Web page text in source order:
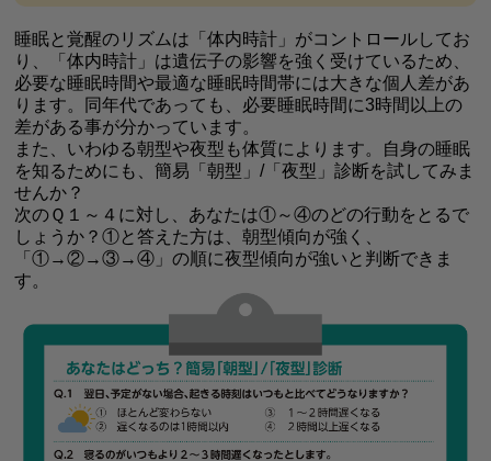
睡眠と覚醒のリズムは「体内時計」がコントロールしてお
り、「体内時計」は遺伝子の影響を強く受けているため、
必要な睡眠時間や最適な睡眠時間帯には大きな個人差があ
ります。同年代であっても、必要睡眠時間に3時間以上の
差がある事が分かっています。
また、いわゆる朝型や夜型も体質によります。自身の睡眠
を知るためにも、 簡易「朝型」/「夜型」診断を試してみま
せんか？
次のＱ１～４に対し、あなたは①～④のどの行動をとるで
しょうか？①と答えた方は、朝型傾向が強く、
「①→②→③→④」の順に夜型傾向が強いと判断できま
す。